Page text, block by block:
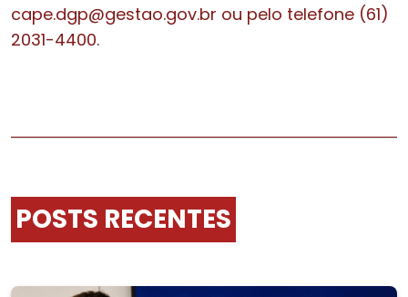
cape.dgp@gestao.gov.br ou pelo telefone (61)
2031-4400.
POSTS RECENTES